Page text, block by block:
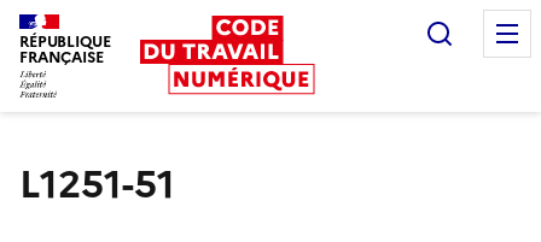
RÉPUBLIQUE
FRANÇAISE
L1251-51